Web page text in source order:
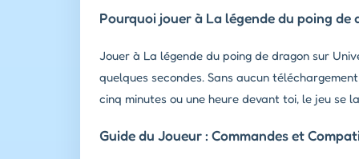
Pourquoi jouer à La légende du poing de
Jouer à La légende du poing de dragon sur
quelques secondes. Sans aucun
cinq minutes ou une heure devant toi, le jeu
Guide du Joueur : Commandes et